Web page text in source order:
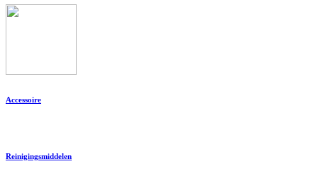
Accessoire
Reinigingsmiddelen